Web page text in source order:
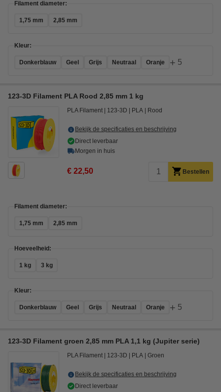
Filament diameter:
1,75 mm 2,85 mm
Kleur:
Donkerblauw Geel Grijs Neutraal Oranje + 5
123-3D Filament PLA Rood 2,85 mm 1 kg
PLA Filament 123-3D PLA Rood
Bekijk de specificaties en beschrijving
Direct leverbaar
Morgen in huis
€ 22,50 Bestellen
Filament diameter:
1,75 mm 2,85 mm
Hoeveelheid:
1 kg 3 kg
Kleur:
Donkerblauw Geel Grijs Neutraal Oranje + 5
123-3D Filament groen 2,85 mm PLA 1,1 kg (Jupiter serie)
PLA Filament 123-3D PLA Groen
Bekijk de specificaties en beschrijving
Direct leverbaar